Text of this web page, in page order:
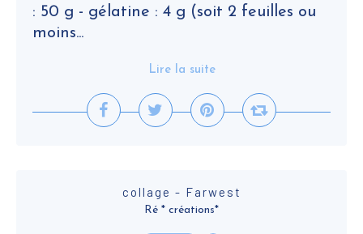
: 50 g - gélatine : 4 g (soit 2 feuilles ou
moins...
Lire la suite
collage - Farwest
Ré * créations*